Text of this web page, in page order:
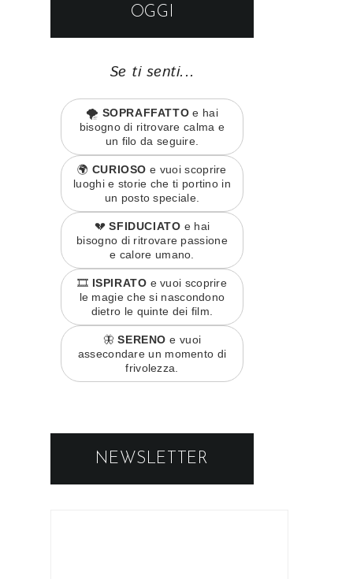
OGGI
Se ti senti...
🌪️ SOPRAFFATTO e hai
bisogno di ritrovare calma e
un filo da seguire.
🌍 CURIOSO e vuoi scoprire
luoghi e storie che ti portino in
un posto speciale.
💔SFIDUCIATO e hai
bisogno di ritrovare passione
e calore umano.
🎞️ ISPIRATO e vuoi scoprire
le magie che si nascondono
dietro le quinte dei film.
🦋SERENO e vuoi
assecondare un momento di
frivolezza.
NEWSLETTER